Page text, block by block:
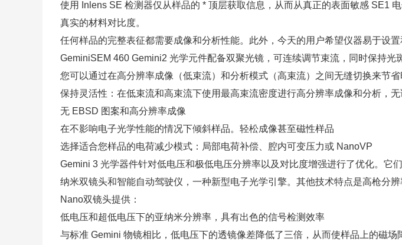
使用 Inlens SE 检测器仅从样品的 * 顶层获取信息，从而从真正的表面敏感 SE1
真实的材料对比度。
任何样品的完整表征都需要成像和分析性能。此外，今天的用户希望仪器易于设
GeminiSEM 460 Gemini2 光学元件配备双聚光镜，可连续调节束流，同时保持光
您可以通过在高分辨率成像（低束流）和分析模式（高束流）之间无缝切换来节
保持灵活性：在低束流和高束流下使用最高束流密度进行高分辨率成像和分析，
无 EBSD 图案和高分辨率成像
在不影响电子光学性能的情况下倾斜样品。轻松成像甚至磁性样品
选择适合您样品的电荷减少模式：局部电荷补偿、腔内可变压力或 NanoVP
Gemini 3 光学器件针对低电压和极低电压分辨率以及对比度增强进行了优化。它
纳米双镜头和智能自动驾驶仪，一种新型电子光学引擎。其他技术特点是高枪分辨
Nano双镜头提供：
低电压和超低电压下的亚纳米分辨率，具有出色的信号检测效率
与标准 Gemini 物镜相比，低电压下的透镜像差降低了三倍，从而使样品上的磁